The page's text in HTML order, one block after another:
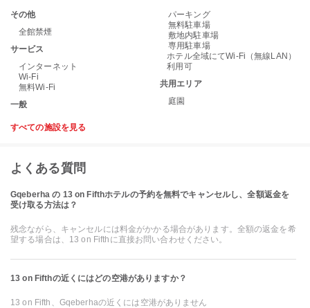
その他
全館禁煙
サービス
インターネット
Wi-Fi
無料Wi-Fi
一般
パーキング
無料駐車場
敷地内駐車場
専用駐車場
ホテル全域にてWi-Fi（無線LAN）
利用可
共用エリア
庭園
すべての施設を見る
よくある質問
Gqeberha の 13 on Fifthホテルの予約を無料でキャンセルし、全額返金を
受け取る方法は？
残念ながら、キャンセルには料金がかかる場合があります。全額の返金を希
望する場合は、13 on Fifthに直接お問い合わせください。
13 on Fifthの近くにはどの空港がありますか？
13 on Fifth、Gqeberhaの近くには空港がありません